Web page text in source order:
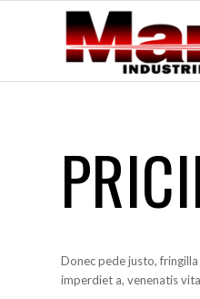
Donec pede justo,
imperdiet a, venenatis